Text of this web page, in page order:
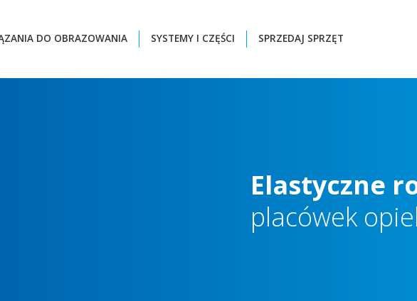
DO OBRAZOWANIA SYSTEMY I CZĘŚCI SPRZEDAJ SPRZĘT
Elastyczne
placówek